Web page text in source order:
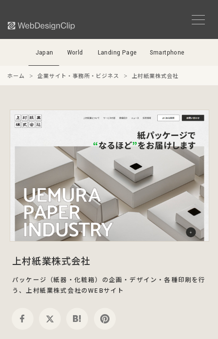
Japan World Landing Page Smartphone
ホーム 企業サイト・事務所・ビジネス 上村紙業株式会社
上村紙業株式会社
パッケージ（紙器・化粧箱）の企画・デザイン・各種印刷を行
う、上村紙業株式会社のWEBサイト